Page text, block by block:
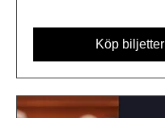
Köp biljetter